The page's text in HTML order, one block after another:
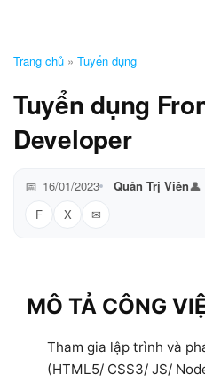
Trang chủ » Tuyển dụng
Tuyển dụng
Developer
16/01/2023
Quản Trị Viên
F
X
MÔ TẢ CÔNG
Tham gia lập trình và
(HTML5/ CSS3/ JS/